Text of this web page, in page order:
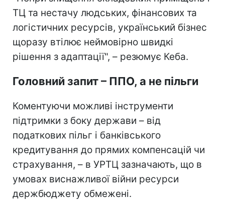
ТЦ та нестачу людських, фінансових та
логістичних ресурсів, український бізнес
щоразу втілює неймовірно швидкі
рішення з адаптації", – резюмує Кеба.
Головний запит – ППО, а не пільги
Коментуючи можливі інструменти
підтримки з боку держави – від
податкових пільг і банківського
кредитування до прямих компенсацій чи
страхування, – в УРТЦ зазначають, що в
умовах виснажливої війни ресурси
держбюджету обмежені.